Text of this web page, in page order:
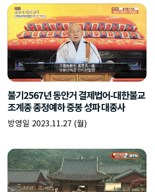
불기2567년 동안거 결제법어-대한불교
조계종 종정예하 중봉 성파 대종사
방영일 2023.11.27 (월)